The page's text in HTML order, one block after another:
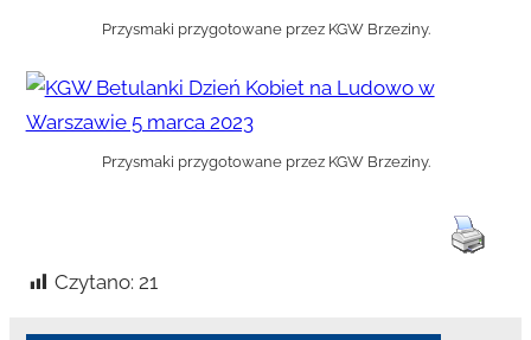
Przysmaki przygotowane przez KGW Brzeziny.
Przysmaki przygotowane przez KGW Brzeziny.
Czytano: 21